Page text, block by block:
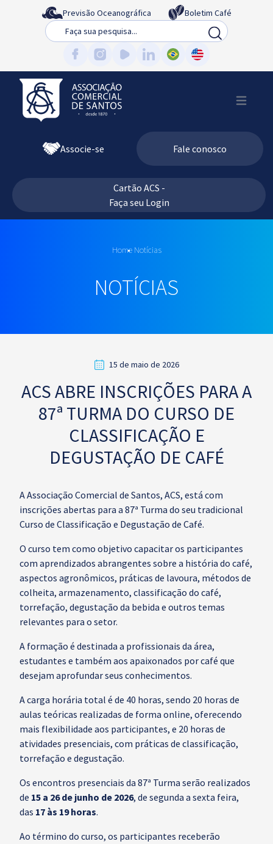
Previsão Oceanográfica
Boletim Café
Busca
Associe-se Fale conosco
Cartão ACS -
Faça seu Login
Home Notícias
NOTÍCIAS
15 de maio de 2026
ACS ABRE INSCRIÇÕES PARA A
87ª TURMA DO CURSO DE
CLASSIFICAÇÃO E
DEGUSTAÇÃO DE CAFÉ
A Associação Comercial de Santos, ACS, está com
inscrições abertas para a 87ª Turma do seu tradicional
Curso de Classificação e Degustação de Café.
O curso tem como objetivo capacitar os participantes
com aprendizados abrangentes sobre a história do café,
aspectos agronômicos, práticas de lavoura, métodos de
colheita, armazenamento, classificação do café,
torrefação, degustação da bebida e outros temas
relevantes para o setor.
A formação é destinada a profissionais da área,
estudantes e também aos apaixonados por café que
desejam aprofundar seus conhecimentos.
A carga horária total é de 40 horas, sendo 20 horas de
aulas teóricas realizadas de forma online, oferecendo
mais flexibilidade aos participantes, e 20 horas de
atividades presenciais, com práticas de classificação,
torrefação e degustação.
Os encontros presenciais da 87ª Turma serão realizados
de 15 a 26 de junho de 2026, de segunda a sexta feira,
das 17 às 19 horas.
Ao término do curso, os participantes receberão